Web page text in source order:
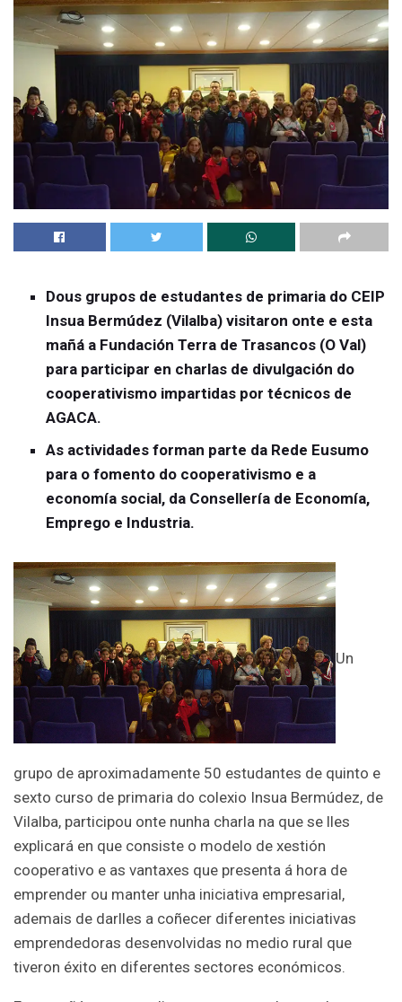
Dous grupos de estudantes de primaria do CEIP
Insua Bermúdez (Vilalba) visitaron onte e esta
mañá a Fundación Terra de Trasancos (O Val)
para participar en charlas de divulgación do
cooperativismo impartidas por técnicos de
AGACA.
As actividades forman parte da Rede Eusumo
para o fomento do cooperativismo e a
economía social, da Consellería de Economía,
Emprego e Industria.
Un
grupo de aproximadamente 50 estudantes de quinto e
sexto curso de primaria do colexio Insua Bermúdez, de
Vilalba, participou onte nunha charla na que se lles
explicará en que consiste o modelo de xestión
cooperativo e as vantaxes que presenta á hora de
emprender ou manter unha iniciativa empresarial,
ademais de darlles a coñecer diferentes iniciativas
emprendedoras desenvolvidas no medio rural que
tiveron éxito en diferentes sectores económicos.